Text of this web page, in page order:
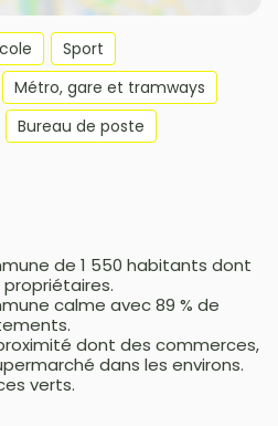
Sport
Métro, gare et tramways
Bureau de poste
de 1 550 habitants dont
calme avec 89 % de
dont des commerces,
dans les environs.
verts.